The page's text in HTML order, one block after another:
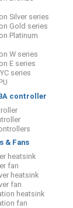
Silver series
Gold series
Platinum
W series
E series
series
controller
& Fans
heatsink
fan
heatsink
fan
heatsink
fan